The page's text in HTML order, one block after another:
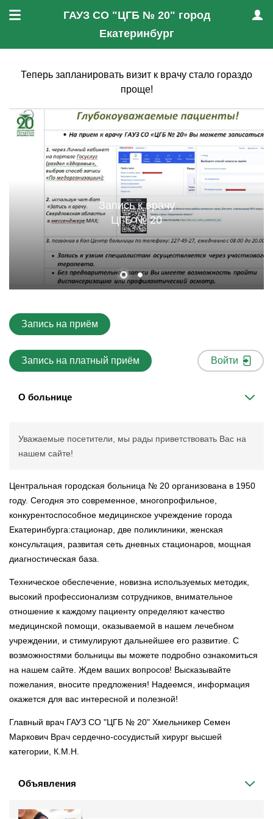
ГАУЗ СО "ЦГБ № 20" город
Екатеринбург
Теперь запланировать визит к врачу стало гораздо
проще!
Запись к врачу
ЦГБ № 20
Запись на приём
Запись на платный приём Войти
О больнице
Уважаемые посетители, мы рады приветствовать Вас на
нашем сайте!
Центральная городская больница № 20 организована в 1950
году. Сегодня это современное, многопрофильное,
конкурентоспособное медицинское учреждение города
Екатеринбурга:стационар, две поликлиники, женская
консультация, развитая сеть дневных стационаров, мощная
диагностическая база.
Техническое обеспечение, новизна используемых методик,
высокий профессионализм сотрудников, внимательное
отношение к каждому пациенту определяют качество
медицинской помощи, оказываемой в нашем лечебном
учреждении, и стимулируют дальнейшее его развитие. С
возможностями больницы вы можете подробно ознакомиться
на нашем сайте. Ждем ваших вопросов! Высказывайте
пожелания, вносите предложения! Надеемся, информация
окажется для вас интересной и полезной!
Главный врач ГАУЗ СО "ЦГБ № 20" Хмельникер Семен
Маркович Врач сердечно-сосудистый хирург высшей
категории, К.М.Н.
Объявления